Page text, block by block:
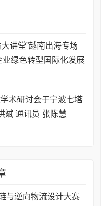
讲堂”越南出海专场
业绿色转型国际化发展
术研讨会于宁波七塔
斌 通讯员 张陈慧
与逆向物流设计大赛